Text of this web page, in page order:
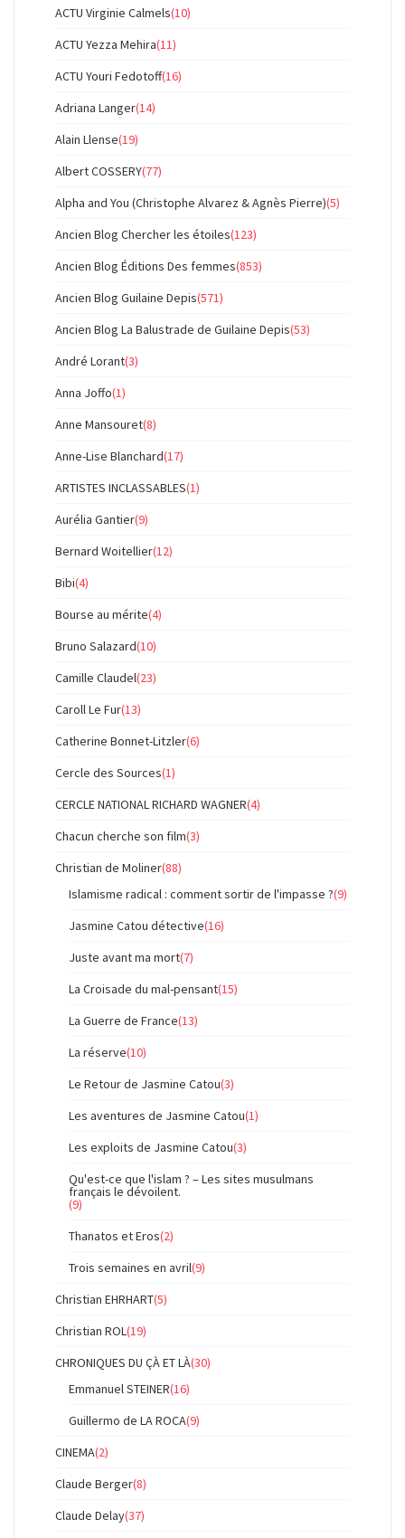
ACTU Virginie Calmels(10)
ACTU Yezza Mehira(11)
ACTU Youri Fedotoff(16)
Adriana Langer(14)
Alain Llense(19)
Albert COSSERY(77)
Alpha and You (Christophe Alvarez & Agnès Pierre)(5)
Ancien Blog Chercher les étoiles(123)
Ancien Blog Éditions Des femmes(853)
Ancien Blog Guilaine Depis(571)
Ancien Blog La Balustrade de Guilaine Depis(53)
André Lorant(3)
Anna Joffo(1)
Anne Mansouret(8)
Anne-Lise Blanchard(17)
ARTISTES INCLASSABLES(1)
Aurélia Gantier(9)
Bernard Woitellier(12)
Bibi(4)
Bourse au mérite(4)
Bruno Salazard(10)
Camille Claudel(23)
Caroll Le Fur(13)
Catherine Bonnet-Litzler(6)
Cercle des Sources(1)
CERCLE NATIONAL RICHARD WAGNER(4)
Chacun cherche son film(3)
Christian de Moliner(88)
Islamisme radical : comment sortir de l'impasse ?(9)
Jasmine Catou détective(16)
Juste avant ma mort(7)
La Croisade du mal-pensant(15)
La Guerre de France(13)
La réserve(10)
Le Retour de Jasmine Catou(3)
Les aventures de Jasmine Catou(1)
Les exploits de Jasmine Catou(3)
Qu'est-ce que l'islam ? – Les sites musulmans
français le dévoilent.
(9)
Thanatos et Eros(2)
Trois semaines en avril(9)
Christian EHRHART(5)
Christian ROL(19)
CHRONIQUES DU ÇÀ ET LÀ(30)
Emmanuel STEINER(16)
Guillermo de LA ROCA(9)
CINEMA(2)
Claude Berger(8)
Claude Delay(37)